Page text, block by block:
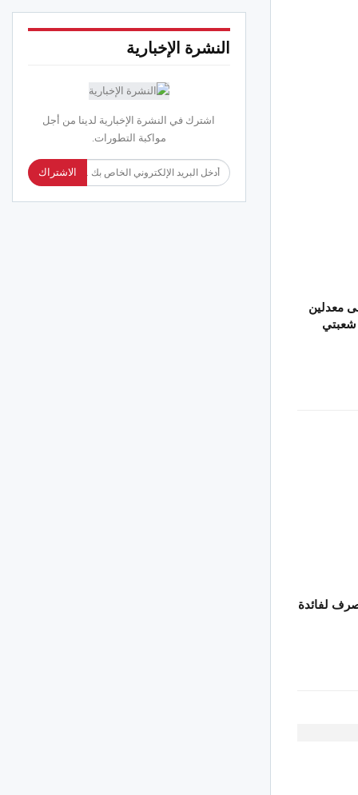
معدلين
شعبتي
لفائدة
النشرة الإخبارية
اشترك في النشرة الإخبارية لدينا من أجل
مواكبة التطورات.
الاشتراك